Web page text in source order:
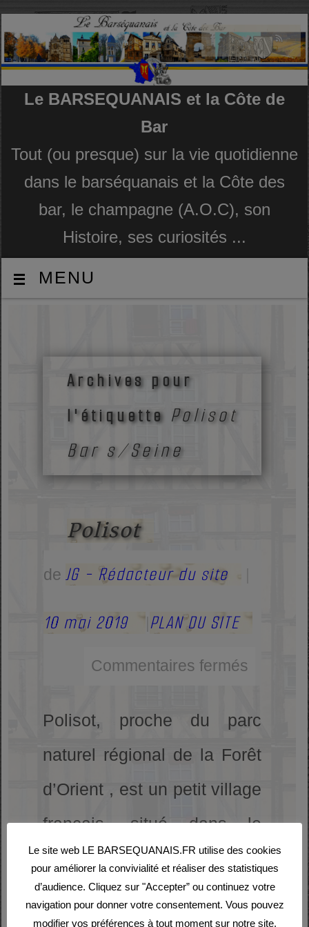
Le BARSEQUANAIS et la Côte de
Bar
Tout (ou presque) sur la vie quotidienne
dans le barséquanais et la Côte des
bar, le champagne (A.O.C), son
Histoire, ses curiosités ...
MENU
Archives pour
l'étiquette Polisot
Bar s/Seine
Polisot
deJG - Rédacteur du site
10 mai 2019 PLAN DU SITE
Commentaires fermés
Polisot, proche du parc
naturel régional de la Forêt
d’Orient , est un petit village
français, situé dans le
département de l’Aube et la
région du Grand Est
Le site web LE BARSEQUANAIS.FR utilise des cookies
pour améliorer la convivialité et réaliser des statistiques
d’audience. Cliquez sur "Accepter” ou continuez votre
navigation pour donner votre consentement. Vous pouvez
modifier vos préférences à tout moment sur notre site.